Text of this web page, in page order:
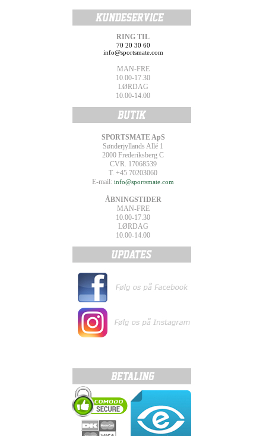
RING TIL
70 20 30 60
info@sportsmate.com
MAN-FRE
10.00-17.30
LØRDAG
10.00-14.00
SPORTSMATE ApS
Sønderjyllands Allé 1
2000 Frederiksberg C
CVR. 17068539
T. +45 70203060
E-mail: info@sportsmate.com
ÅBNINGSTIDER
MAN-FRE
10.00-17.30
LØRDAG
10.00-14.00